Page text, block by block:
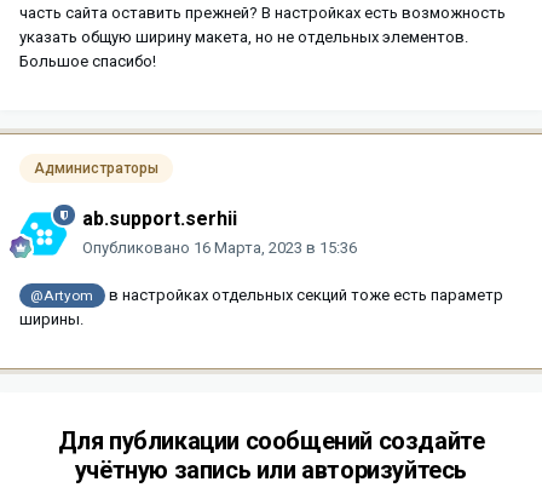
часть сайта оставить прежней? В настройках есть возможность
указать общую ширину макета, но не отдельных элементов.
Большое спасибо!
Администраторы
ab.support.serhii
Опубликовано 16 Марта, 2023 в 15:36
@Artyom
в настройках отдельных секций тоже есть параметр
ширины.
Для публикации сообщений создайте
учётную запись или авторизуйтесь